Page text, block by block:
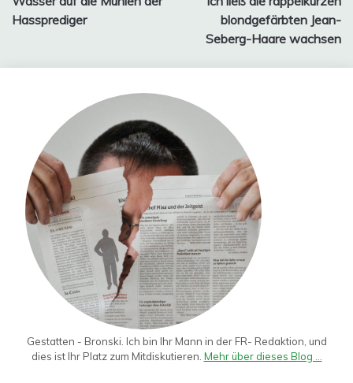
Hassprediger
blondgefärbten Jean-
Seberg-Haare wachsen
Gestatten - Bronski. Ich bin Ihr Mann in der FR- Redaktion, und
dies ist Ihr Platz zum Mitdiskutieren. Mehr über dieses Blog ...